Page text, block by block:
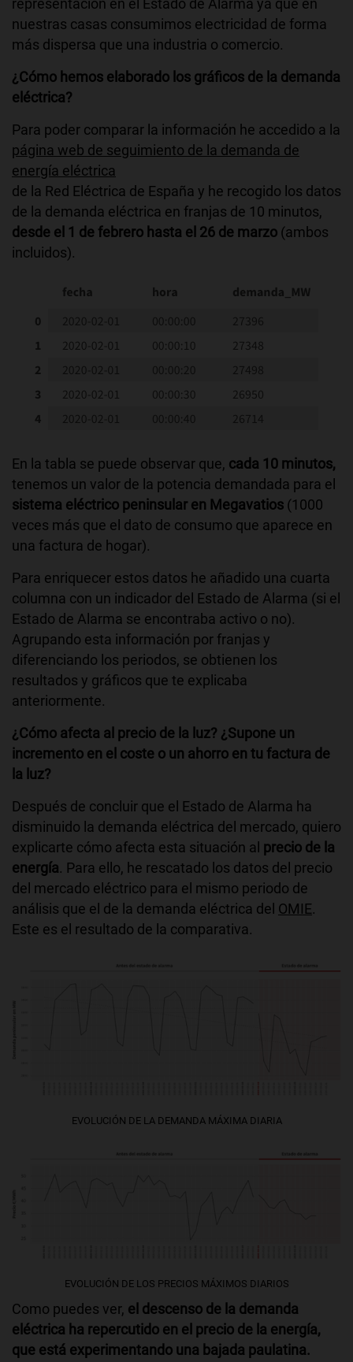
representación en el Estado de Alarma ya que en
nuestras casas consumimos electricidad de forma
más dispersa que una industria o comercio.
¿Cómo hemos elaborado los gráficos de la demanda
eléctrica?
Para poder comparar la información he accedido a la
página web de seguimiento de la demanda de
energía eléctrica
de la Red Eléctrica de España y he recogido los datos
de la demanda eléctrica en franjas de 10 minutos,
desde el 1 de febrero hasta el 26 de marzo (ambos
incluidos).
En la tabla se puede observar que, cada 10 minutos,
tenemos un valor de la potencia demandada para el
sistema eléctrico peninsular en Megavatios (1000
veces más que el dato de consumo que aparece en
una factura de hogar).
Para enriquecer estos datos he añadido una cuarta
columna con un indicador del Estado de Alarma (si el
Estado de Alarma se encontraba activo o no).
Agrupando esta información por franjas y
diferenciando los periodos, se obtienen los
resultados y gráficos que te explicaba
anteriormente.
¿Cómo afecta al precio de la luz? ¿Supone un
incremento en el coste o un ahorro en tu factura de
la luz?
Después de concluir que el Estado de Alarma ha
disminuido la demanda eléctrica del mercado, quiero
explicarte cómo afecta esta situación al precio de la
energía. Para ello, he rescatado los datos del precio
del mercado eléctrico para el mismo periodo de
análisis que el de la demanda eléctrica del OMIE.
Este es el resultado de la comparativa.
EVOLUCIÓN DE LA DEMANDA MÁXIMA DIARIA
EVOLUCIÓN DE LOS PRECIOS MÁXIMOS DIARIOS
Como puedes ver, el descenso de la demanda
eléctrica ha repercutido en el precio de la energía,
que está experimentando una bajada paulatina.